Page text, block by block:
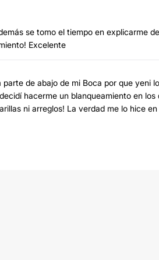
se tomo el tiempo en explicarme
Excelente
de abajo de mi Boca por que yeni
hacerme un blanqueamiento en
ni arreglos! La verdad me lo hice